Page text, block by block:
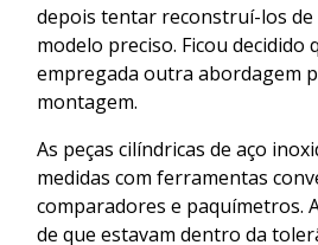
depois tentar reconstruí-los
modelo preciso. Ficou decidido
empregada outra abordagem
montagem.
As peças cilíndricas de aço
medidas com ferramentas
comparadores e paquímetros.
de que estavam dentro da